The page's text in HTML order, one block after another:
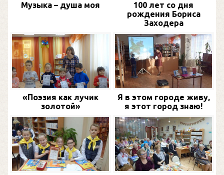
Музыка – душа моя
100 лет со дня
рождения Бориса
Заходера
«Поэзия как лучик
золотой»
Я в этом городе живу,
я этот город знаю!